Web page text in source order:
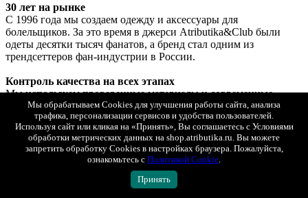
30 лет на рынке
С 1996 года мы создаем одежду и аксессуары для
болельщиков. За это время в джерси Atributika&Club были
одеты десятки тысяч фанатов, а бренд стал одним из
трендсеттеров фан-индустрии в России.
Контроль качества на всех этапах
Мы используем проверенные материалы и современные
технологии производства. Каждое изделие проходит контроль
качества перед поступлением в продажу.
Помощь при оформлении заказа
Мы всегда готовы проконсультировать по ассортименту,
помочь подобрать подходящий размер, ответить на любые
вопросы о нанесении, доставке и оплате. Вы можете связаться
с нами ежедневно с 10.00 до 21.00 по телефону 8 (800) 555-04-
Мы обрабатываем Cookies для улучшения работы сайта, анализа
трафика, персонализации сервисов и удобства пользователей.
Используя сайт или кликая на «Принять», Вы соглашаетесь с Условиями
обработки метрических данных на shop.atributika.ru. Вы можете
запретить обработку Cookies в настройках браузера. Пожалуйста,
ознакомьтесь с Политикой Cookie.
Принять